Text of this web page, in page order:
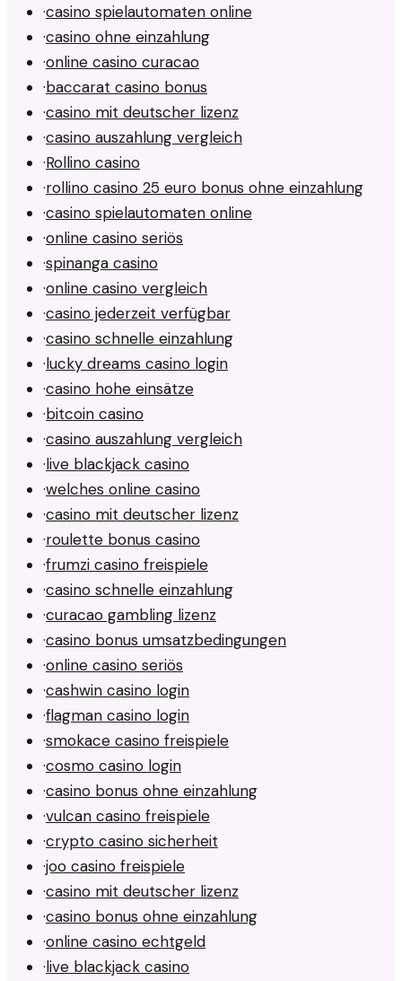
·casino spielautomaten online
·casino ohne einzahlung
·online casino curacao
·baccarat casino bonus
·casino mit deutscher lizenz
·casino auszahlung vergleich
·Rollino casino
·rollino casino 25 euro bonus ohne einzahlung
·casino spielautomaten online
·online casino seriös
·spinanga casino
·online casino vergleich
·casino jederzeit verfügbar
·casino schnelle einzahlung
·lucky dreams casino login
·casino hohe einsätze
·bitcoin casino
·casino auszahlung vergleich
·live blackjack casino
·welches online casino
·casino mit deutscher lizenz
·roulette bonus casino
·frumzi casino freispiele
·casino schnelle einzahlung
·curacao gambling lizenz
·casino bonus umsatzbedingungen
·online casino seriös
·cashwin casino login
·flagman casino login
·smokace casino freispiele
·cosmo casino login
·casino bonus ohne einzahlung
·vulcan casino freispiele
·crypto casino sicherheit
·joo casino freispiele
·casino mit deutscher lizenz
·casino bonus ohne einzahlung
·online casino echtgeld
·live blackjack casino